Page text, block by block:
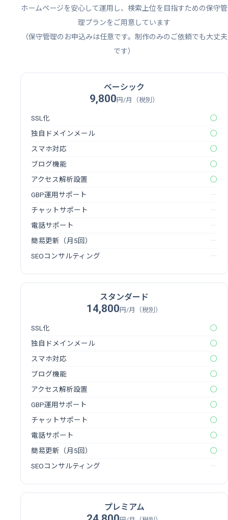
ホームページを安心して運用し、検索上位を目指すための保守管
理プランをご用意しています
（保守管理のお申込みは任意です。制作のみのご依頼でも大丈夫
です）
ベーシック
9,800 円/月（税別）
SSL化
◯
独自ドメインメール
◯
スマホ対応
◯
ブログ機能
◯
アクセス解析設置
◯
GBP運用サポート
―
チャットサポート
―
電話サポート
―
簡易更新（月5回）
―
SEOコンサルティング
―
スタンダード
14,800 円/月（税別）
SSL化
◯
独自ドメインメール
◯
スマホ対応
◯
ブログ機能
◯
アクセス解析設置
◯
GBP運用サポート
◯
チャットサポート
◯
電話サポート
◯
簡易更新（月5回）
◯
SEOコンサルティング
―
プレミアム